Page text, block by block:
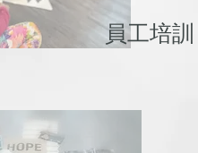
員工培訓